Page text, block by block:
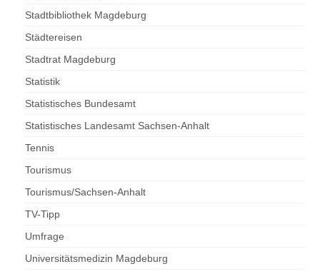
Stadtbibliothek Magdeburg
Städtereisen
Stadtrat Magdeburg
Statistik
Statistisches Bundesamt
Statistisches Landesamt Sachsen-Anhalt
Tennis
Tourismus
Tourismus/Sachsen-Anhalt
TV-Tipp
Umfrage
Universitätsmedizin Magdeburg